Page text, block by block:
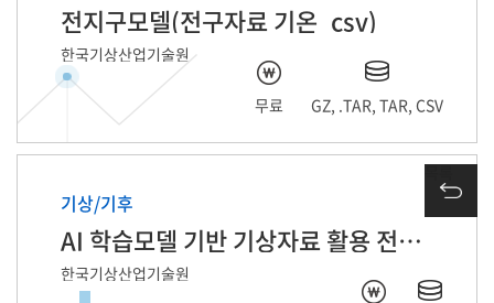
전지구모델(전구자료 기온_csv)
한국기상산업기술원
무료 GZ, .TAR, TAR, CSV
기상/기후
AI 학습모델 기반 기상자료 활용 전국단위 전력량 수요 예측
한국기상산업기술원